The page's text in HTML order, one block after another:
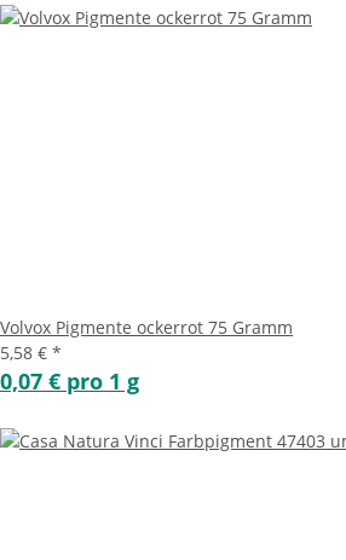
Volvox Pigmente ockerrot 75 Gramm
5,58 € *
0,07 € pro 1 g